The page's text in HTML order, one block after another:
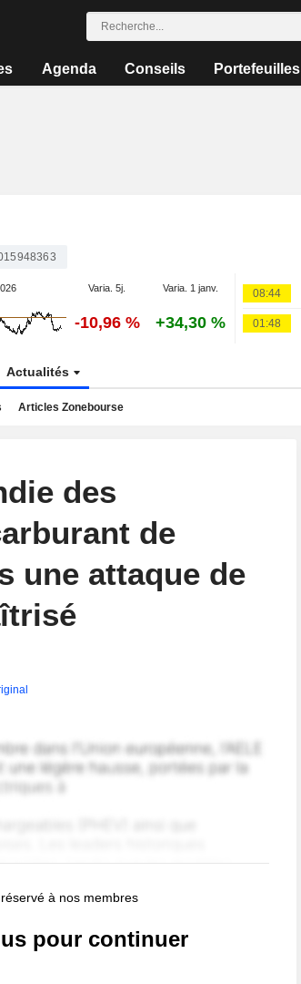
Agenda Conseils Portefeuilles
Varia. 5j. Varia. 1 janv.
-10,96 % +34,30 %
08:44
01:48
Actualités
Articles Zonebourse
des
de
une attaque de
à nos membres
pour continuer